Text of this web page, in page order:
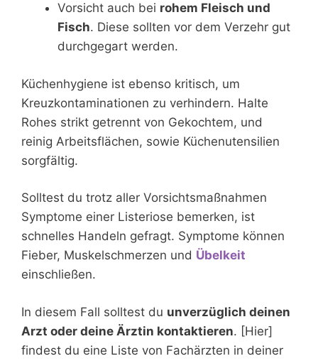
Vorsicht auch bei rohem Fleisch und
Fisch. Diese sollten vor dem Verzehr gut
durchgegart werden.
Küchenhygiene ist ebenso kritisch, um
Kreuzkontaminationen zu verhindern. Halte
Rohes strikt getrennt von Gekochtem, und
reinig Arbeitsflächen, sowie Küchenutensilien
sorgfältig.
Solltest du trotz aller Vorsichtsmaßnahmen
Symptome einer Listeriose bemerken, ist
schnelles Handeln gefragt. Symptome können
Fieber, Muskelschmerzen und Übelkeit
einschließen.
In diesem Fall solltest du unverzüglich deinen
Arzt oder deine Ärztin kontaktieren. [Hier]
findest du eine Liste von Fachärzten in deiner